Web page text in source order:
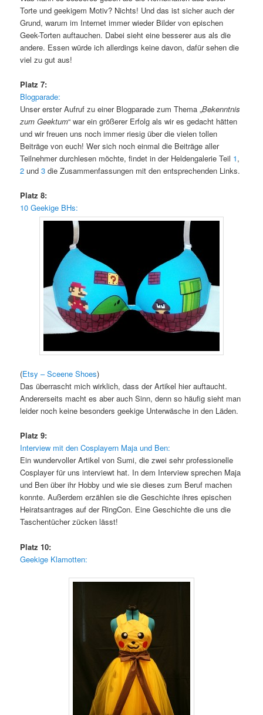
Torte und geekigem Motiv? Nichts! Und das ist sicher auch der
Grund, warum im Internet immer wieder Bilder von epischen
Geek-Torten auftauchen. Dabei sieht eine besserer aus als die
andere. Essen würde ich allerdings keine davon, dafür sehen die
viel zu gut aus!
Platz 7:
Blogparade:
Unser erster Aufruf zu einer Blogparade zum Thema „Bekenntnis
zum Geektum“ war ein größerer Erfolg als wir es gedacht hätten
und wir freuen uns noch immer riesig über die vielen tollen
Beiträge von euch! Wer sich noch einmal die Beiträge aller
Teilnehmer durchlesen möchte, findet in der Heldengalerie Teil 1,
2 und3 die Zusammenfassungen mit den entsprechenden Links.
Platz 8:
10 Geekige BHs:
(Etsy – Sceene Shoes)
Das überrascht mich wirklich, dass der Artikel hier auftaucht.
Andererseits macht es aber auch Sinn, denn so häufig sieht man
leider noch keine besonders geekige Unterwäsche in den Läden.
Platz 9:
Interview mit den Cosplayern Maja und Ben:
Ein wundervoller Artikel von Sumi, die zwei sehr professionelle
Cosplayer für uns interviewt hat. In dem Interview sprechen Maja
und Ben über ihr Hobby und wie sie dieses zum Beruf machen
konnte. Außerdem erzählen sie die Geschichte ihres epischen
Heiratsantrages auf der RingCon. Eine Geschichte die uns die
Taschentücher zücken lässt!
Platz 10:
Geekige Klamotten: